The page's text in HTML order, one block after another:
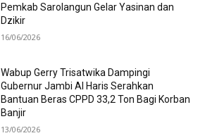
Pemkab Sarolangun Gelar Yasinan dan
Dzikir
16/06/2026
Wabup Gerry Trisatwika Dampingi
Gubernur Jambi Al Haris Serahkan
Bantuan Beras CPPD 33,2 Ton Bagi Korban
Banjir
13/06/2026